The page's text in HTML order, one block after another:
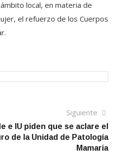
local, en materia de
el refuerzo de los Cuerpos
Siguiente
e IU piden que se aclare el
de la Unidad de Patología
Mamaria